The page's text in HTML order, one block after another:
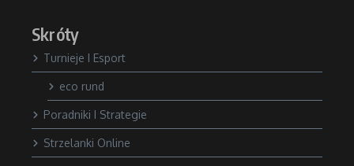
Skróty
Turnieje I Esport
eco rund
Poradniki I Strategie
Strzelanki Online